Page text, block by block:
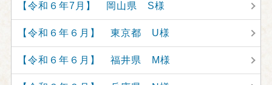
【令和６年7月】 岡山県 S様
【令和６年６月】 東京都 U様
【令和６年６月】 福井県 M様